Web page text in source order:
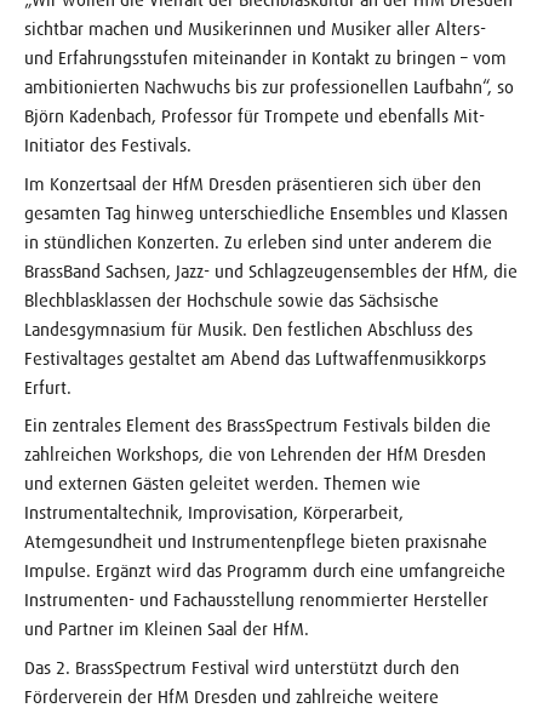
sichtbar machen und Musikerinnen und Musiker aller Alters-
und Erfahrungsstufen miteinander in Kontakt zu bringen – vom
ambitionierten Nachwuchs bis zur professionellen Laufbahn“, so
Björn Kadenbach, Professor für Trompete und ebenfalls Mit-
Initiator des Festivals.
Im Konzertsaal der HfM Dresden präsentieren sich über den
gesamten Tag hinweg unterschiedliche Ensembles und Klassen
in stündlichen Konzerten. Zu erleben sind unter anderem die
BrassBand Sachsen, Jazz- und Schlagzeugensembles der HfM, die
Blechblasklassen der Hochschule sowie das Sächsische
Landesgymnasium für Musik. Den festlichen Abschluss des
Festivaltages gestaltet am Abend das Luftwaffenmusikkorps
Erfurt.
Ein zentrales Element des BrassSpectrum Festivals bilden die
zahlreichen Workshops, die von Lehrenden der HfM Dresden
und externen Gästen geleitet werden. Themen wie
Instrumentaltechnik, Improvisation, Körperarbeit,
Atemgesundheit und Instrumentenpflege bieten praxisnahe
Impulse. Ergänzt wird das Programm durch eine umfangreiche
Instrumenten- und Fachausstellung renommierter Hersteller
und Partner im Kleinen Saal der HfM.
Das 2. BrassSpectrum Festival wird unterstützt durch den
Förderverein der HfM Dresden und zahlreiche weitere